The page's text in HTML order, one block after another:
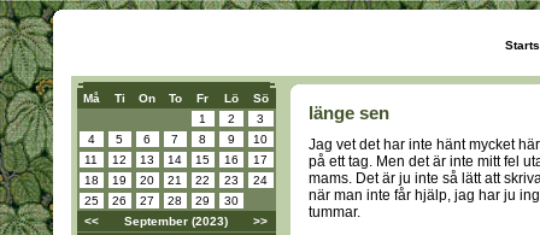
Må Ti On To Fr Lö
Sö
1
2
3
4
5 6 7 8 9
10
11
12 13 14 15 16
17
18
19 20 21 22 23
24
25
26 27 28 29
30
<<
September (2023)
>>
länge sen
Jag vet det har inte hänt mycket här
på ett tag. Men det är inte mitt fel
mams. Det är ju inte så lätt att
när man inte får hjälp, jag har ju
tummar.